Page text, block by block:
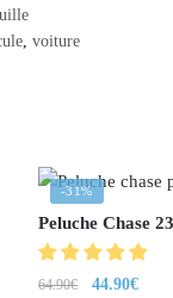
, voiture
-31%
Peluche Chase
64.90€ 44.90€